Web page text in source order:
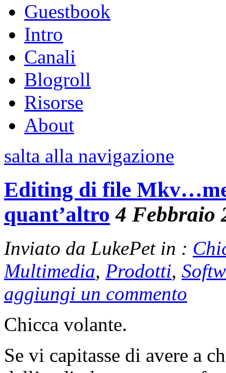
Guestbook
Intro
Canali
Blogroll
Risorse
About
salta alla navigazione
Editing di file
quant’altro 4 Febbraio
Inviato da LukePet in :
Multimedia, Prodotti,
aggiungi un commento
Chicca volante.
Se vi capitasse di avere a